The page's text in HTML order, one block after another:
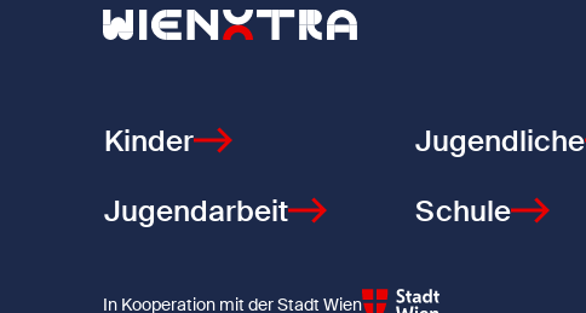
Zurück zur Startseite
Kinder
Jugendliche
Jugendarbeit
Schule
In Kooperation mit der Stadt Wien